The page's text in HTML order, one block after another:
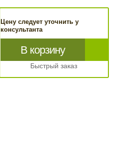
Цену следует уточнить у
консультанта
В корзину
Быстрый заказ